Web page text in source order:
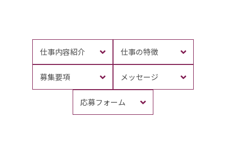
仕事内容紹介 仕事の特徴
募集要項 メッセージ
応募フォーム